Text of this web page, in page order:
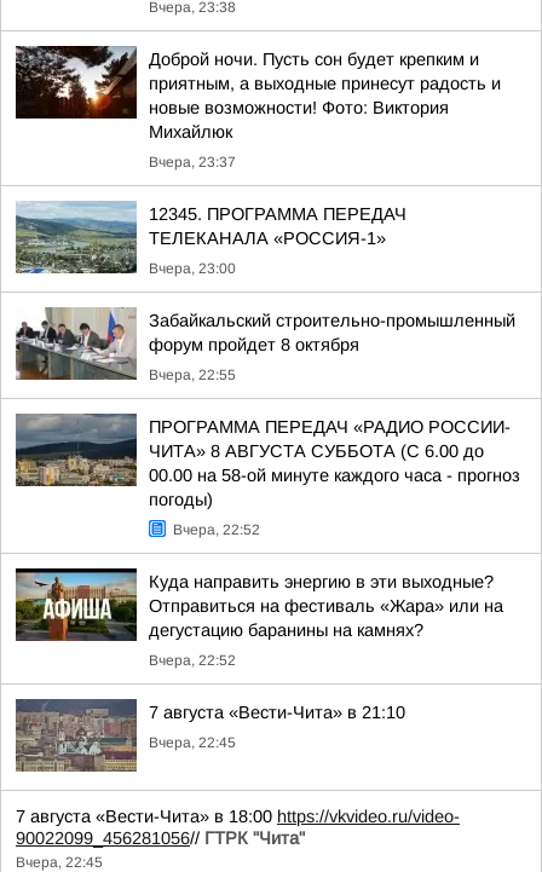
Вчера, 23:38
Доброй ночи. Пусть сон будет крепким и
приятным, а выходные принесут радость и
новые возможности! Фото: Виктория
Михайлюк
Вчера, 23:37
12345. ПРОГРАММА ПЕРЕДАЧ
ТЕЛЕКАНАЛА «РОССИЯ-1»
Вчера, 23:00
Забайкальский строительно-промышленный
форум пройдет 8 октября
Вчера, 22:55
ПРОГРАММА ПЕРЕДАЧ «РАДИО РОССИИ-
ЧИТА» 8 АВГУСТА СУББОТА (С 6.00 до
00.00 на 58-ой минуте каждого часа - прогноз
погоды)
Вчера, 22:52
Куда направить энергию в эти выходные?
Отправиться на фестиваль «Жара» или на
дегустацию баранины на камнях?
Вчера, 22:52
7 августа «Вести-Чита» в 21:10
Вчера, 22:45
7 августа «Вести-Чита» в 18:00 https://vkvideo.ru/video-
90022099_456281056// ГТРК "Чита"
Вчера, 22:45